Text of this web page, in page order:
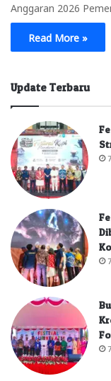
Anggaran 2026
Read More »
Update Terbaru